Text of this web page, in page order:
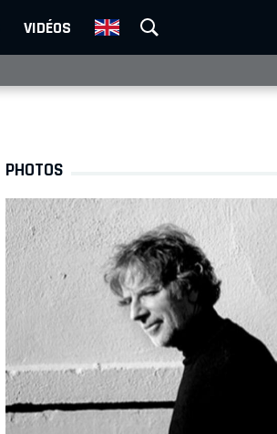
VIDÉOS
PHOTOS